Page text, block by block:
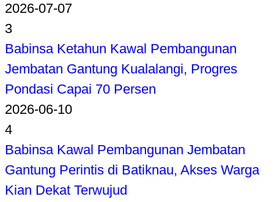
2026-07-07
3
Babinsa Ketahun Kawal Pembangunan
Jembatan Gantung Kualalangi, Progres
Pondasi Capai 70 Persen
2026-06-10
4
Babinsa Kawal Pembangunan Jembatan
Gantung Perintis di Batiknau, Akses Warga
Kian Dekat Terwujud